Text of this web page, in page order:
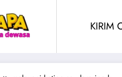
KIRIM